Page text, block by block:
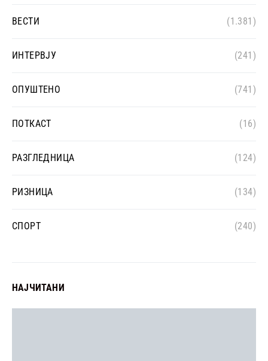
ВЕСТИ (1.381)
ИНТЕРВЈУ (241)
ОПУШТЕНО (741)
ПОТКАСТ (16)
РАЗГЛЕДНИЦА (124)
РИЗНИЦА (134)
СПОРТ (240)
НАЈЧИТАНИ